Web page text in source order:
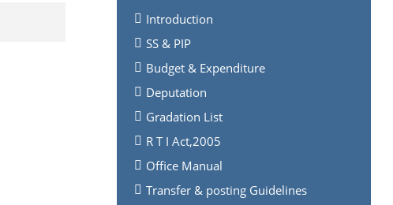
Introduction
SS & PIP
Budget & Expenditure
Deputation
Gradation List
R T I Act,2005
Office Manual
Transfer & posting Guidelines